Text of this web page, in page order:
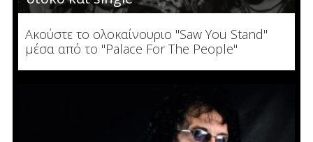
Ακούστε το ολοκαίνουριο "Saw You Stand"
μέσα από το "Palace For The People"